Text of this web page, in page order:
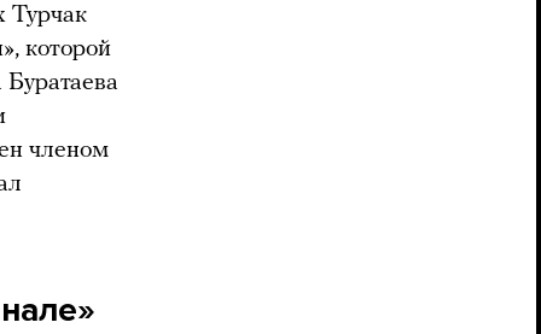
Турчак
которой
членом